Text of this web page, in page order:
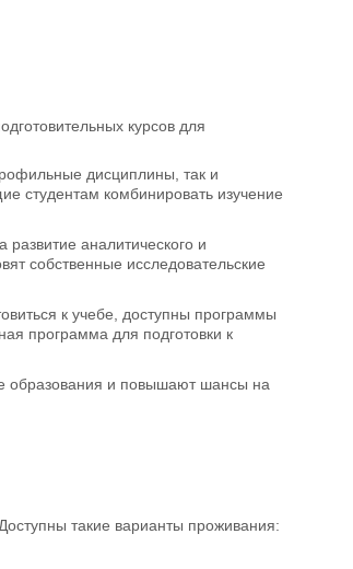
курсов для
дисциплины, так и
студентам комбинировать изучение
аналитического и
собственные исследовательские
к учебе, доступны программы
программа для подготовки к
образования и повышают шансы на
такие варианты проживания: